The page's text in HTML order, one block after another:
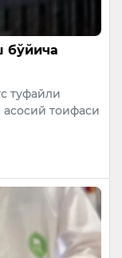
бўйича
туфайли
тоифаси